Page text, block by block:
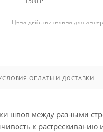
Цена действительна для
ОПЛАТЫ И ДОСТАВКИ
швов между разными
к